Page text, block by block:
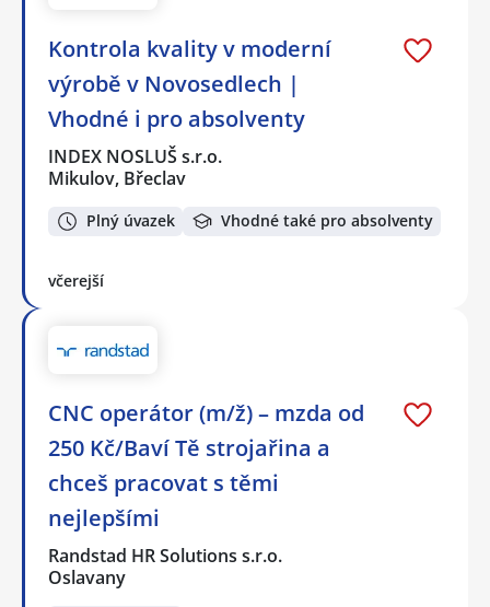
Kontrola kvality v moderní
výrobě v Novosedlech |
Vhodné i pro absolventy
INDEX NOSLUŠ s.r.o.
Mikulov, Břeclav
Plný úvazek Vhodné také pro absolventy
včerejší
CNC operátor (m/ž) – mzda od
250 Kč/Baví Tě strojařina a
chceš pracovat s těmi
nejlepšími
Randstad HR Solutions s.r.o.
Oslavany